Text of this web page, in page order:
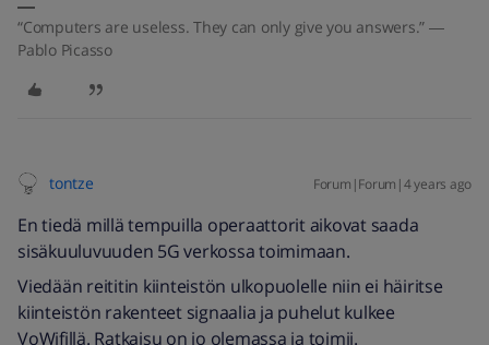
“Computers are useless. They can only give you answers.” ―
Pablo Picasso
tontze Forum|Forum|4 years ago
En tiedä millä tempuilla operaattorit aikovat saada
sisäkuuluvuuden 5G verkossa toimimaan.
Viedään reititin kiinteistön ulkopuolelle niin ei häiritse
kiinteistön rakenteet signaalia ja puhelut kulkee
VoWifillä. Ratkaisu on jo olemassa ja toimii.